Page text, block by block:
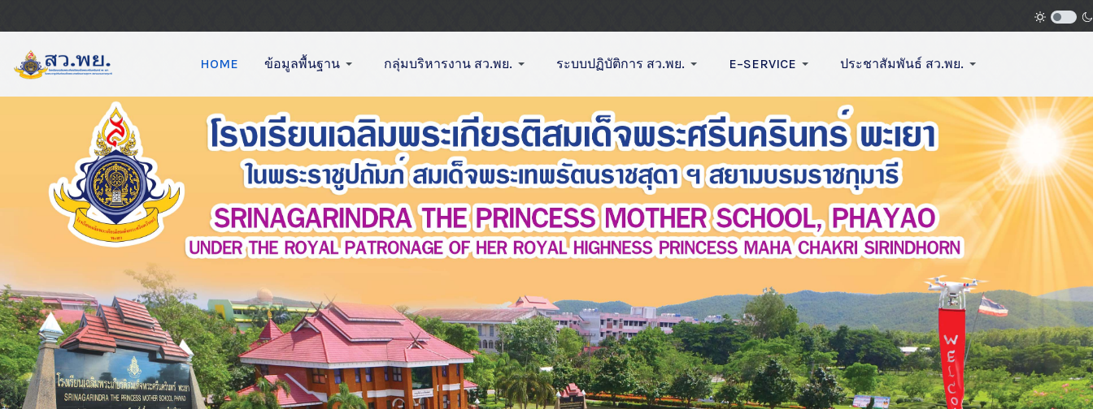
HOME ข้อมูลพื้นฐาน กลุ่มบริหารงาน สว.พย. ระบบปฏิบัติการ สว.พย. E–SERVICE ประชาสัมพันธ์ สว.พย.